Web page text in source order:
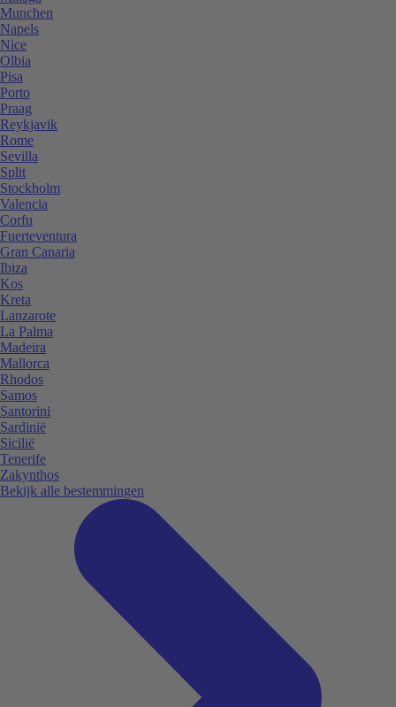
Munchen
Napels
Nice
Olbia
Pisa
Porto
Praag
Reykjavik
Rome
Sevilla
Split
Stockholm
Valencia
Corfu
Fuerteventura
Gran Canaria
Ibiza
Kos
Kreta
Lanzarote
La Palma
Madeira
Mallorca
Rhodos
Samos
Santorini
Sardinië
Sicilië
Tenerife
Zakynthos
Bekijk alle bestemmingen